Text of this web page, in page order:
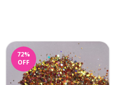
72%
OFF